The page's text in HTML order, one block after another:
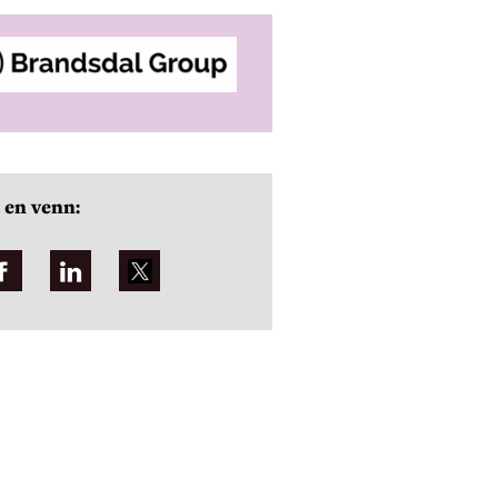
venn: